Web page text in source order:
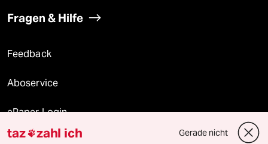
Fragen & Hilfe
Feedback
Aboservice
ePaper Login
Downloads für Abonnierende
taz zahl ich Gerade nicht